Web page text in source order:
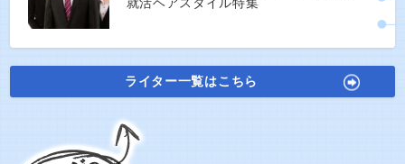
就活ヘアスタイル特集
ライター一覧はこちら